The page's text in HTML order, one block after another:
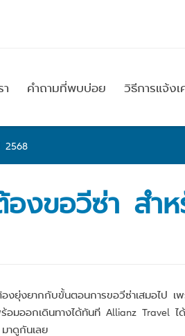
า คำถามที่พบบ่อย วิธีการแจ้งเ
2568
องขอวีซ่า สำ
งยุ่งยากกับขั้นตอนการขอวีซ่าเสมอไป
อมออกเดินทางได้ทันที Allianz Travel
าดูกันเลย